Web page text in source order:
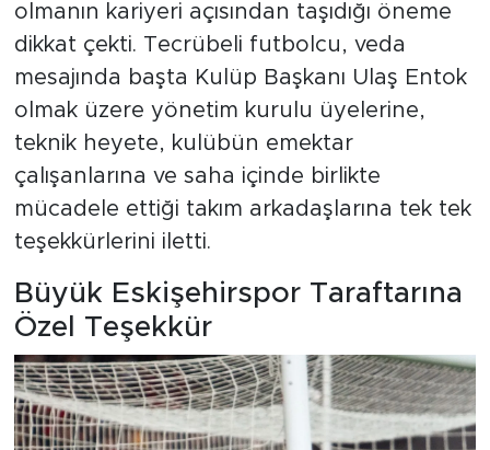
olmanın kariyeri açısından taşıdığı öneme
dikkat çekti. Tecrübeli futbolcu, veda
mesajında başta Kulüp Başkanı Ulaş Entok
olmak üzere yönetim kurulu üyelerine,
teknik heyete, kulübün emektar
çalışanlarına ve saha içinde birlikte
mücadele ettiği takım arkadaşlarına tek tek
teşekkürlerini iletti.
Büyük Eskişehirspor Taraftarına
Özel Teşekkür